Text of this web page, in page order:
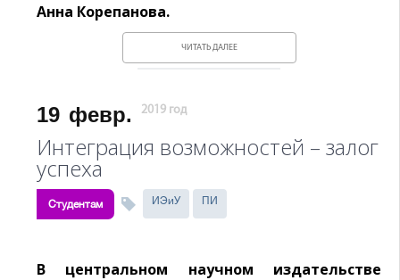
Анна Корепанова.
ЧИТАТЬ ДАЛЕЕ
19 февр. 2019 год
Интеграция возможностей – залог
успеха
Студентам ИЭиУ ПИ
В центральном научном издательстве